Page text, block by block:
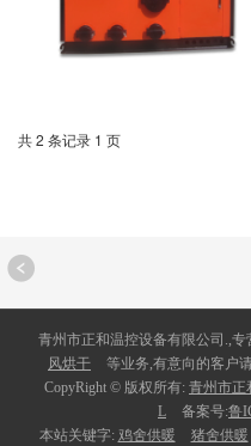
共 2 条记录 1 页
青州市正和温控设备有限公司.,专
风烘干
等业务,有意向的客户
CopyRight © 版权所有: 青州市正
L
备案号:鲁
本站关键字: 鸡舍供暖 猪舍供暖